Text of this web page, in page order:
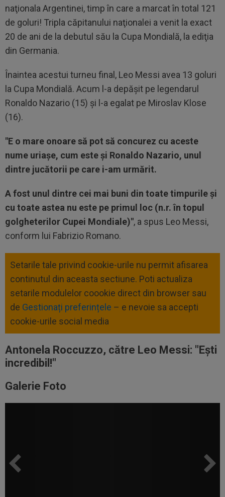
naţionala Argentinei, timp în care a marcat în total 121
de goluri! Tripla căpitanului naţionalei a venit la exact
20 de ani de la debutul său la Cupa Mondială, la ediţia
din Germania.
Înaintea acestui turneu final, Leo Messi avea 13 goluri
la Cupa Mondială. Acum l-a depășit pe legendarul
Ronaldo Nazario (15) și l-a egalat pe Miroslav Klose
(16).
"E o mare onoare să pot să concurez cu aceste
nume uriașe, cum este și Ronaldo Nazario, unul
dintre jucătorii pe care i-am urmărit.
A fost unul dintre cei mai buni din toate timpurile și
cu toate astea nu este pe primul loc (n.r. în topul
golgheterilor Cupei Mondiale)", a spus Leo Messi,
conform lui Fabrizio Romano.
Setarile tale privind cookie-urile nu permit afisarea
continutul din aceasta sectiune. Poti actualiza
setarile modulelor coookie direct din browser sau
de Gestionați preferințele – e nevoie sa accepti
cookie-urile social media
Antonela Roccuzzo, către Leo Messi: "Ești
incredibil!"
Galerie Foto